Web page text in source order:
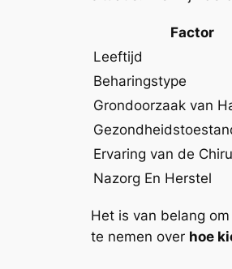
Factor
Leeftijd
Beharingstype
Grondoorzaak van
Ervaring van de
Nazorg En Herstel
Het is van belang
te nemen over hoe